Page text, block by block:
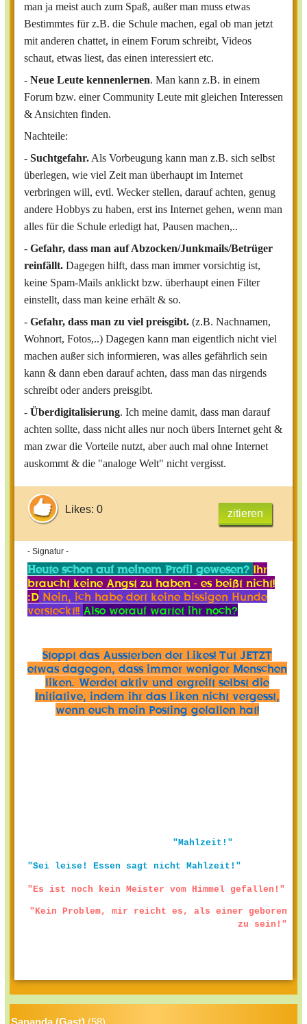
man ja meist auch zum Spaß, außer man muss etwas
Bestimmtes für z.B. die Schule machen, egal ob man jetzt
mit anderen chattet, in einem Forum schreibt, Videos
schaut, etwas liest, das einen interessiert etc.
- Neue Leute kennenlernen. Man kann z.B. in einem
Forum bzw. einer Community Leute mit gleichen Interessen
& Ansichten finden.
Nachteile:
- Suchtgefahr. Als Vorbeugung kann man z.B. sich selbst
überlegen, wie viel Zeit man überhaupt im Internet
verbringen will, evtl. Wecker stellen, darauf achten, genug
andere Hobbys zu haben, erst ins Internet gehen, wenn man
alles für die Schule erledigt hat, Pausen machen,..
- Gefahr, dass man auf Abzocken/Junkmails/Betrüger
reinfällt. Dagegen hilft, dass man immer vorsichtig ist,
keine Spam-Mails anklickt bzw. überhaupt einen Filter
einstellt, dass man keine erhält & so.
- Gefahr, dass man zu viel preisgibt. (z.B. Nachnamen,
Wohnort, Fotos,..) Dagegen kann man eigentlich nicht viel
machen außer sich informieren, was alles gefährlich sein
kann & dann eben darauf achten, dass man das nirgends
schreibt oder anders preisgibt.
- Überdigitalisierung. Ich meine damit, dass man darauf
achten sollte, dass nicht alles nur noch übers Internet geht &
man zwar die Vorteile nutzt, aber auch mal ohne Internet
auskommt & die "analoge Welt" nicht vergisst.
Likes: 0 zitieren
- Signatur -
Heute schon auf meinem Profil gewesen? Ihr
braucht keine Angst zu haben - es beißt nicht!
:D Nein, ich habe dort keine bissigen Hunde
versteckt!! Also worauf wartet ihr noch?
Stoppt das Aussterben der Likes! Tut JETZT
etwas dagegen, dass immer weniger Menschen
liken. Werdet aktiv und ergreift selbst die
Initiative, indem ihr das Liken nicht vergesst,
wenn euch mein Posting gefallen hat!
"Mahlzeit!"
"Sei leise! Essen sagt nicht Mahlzeit!"
"Es ist noch kein Meister vom Himmel gefallen!"
"Kein Problem, mir reicht es, als einer geboren
zu sein!"